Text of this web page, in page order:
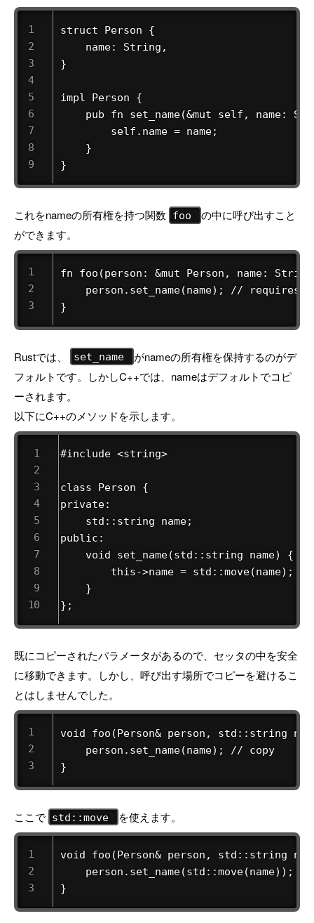
struct Person {
    name: String,
}
impl Person {
pub fn set_name(&mut self, name:
        self.name = name;
    }
}
これをnameの所有権を持つ関数 foo
の中に呼び出すこと
ができます。
fn foo(person: &mut Person, name:
person.set_name(name); // requires
}
Rustでは、 set_name
がnameの所有権を保持するのがデ
フォルトです。しかしC++では、nameはデフォルトでコピ
ーされます。
以下にC++のメソッドを示します。
#include <string>
class Person {
private:
    std::string name;
public:
    void set_name(std::string name) {
this->name = std::move(name);
    }
};
既にコピーされたパラメータがあるので、セッタの中を安全
に移動できます。しかし、呼び出す場所でコピーを避けるこ
とはしませんでした。
void foo(Person& person, std::string
    person.set_name(name); // copy
}
ここで std::move を使えます。
void foo(Person& person, std::string
person.set_name(std::move(name));
}